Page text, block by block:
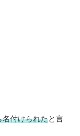
名付けられたと言